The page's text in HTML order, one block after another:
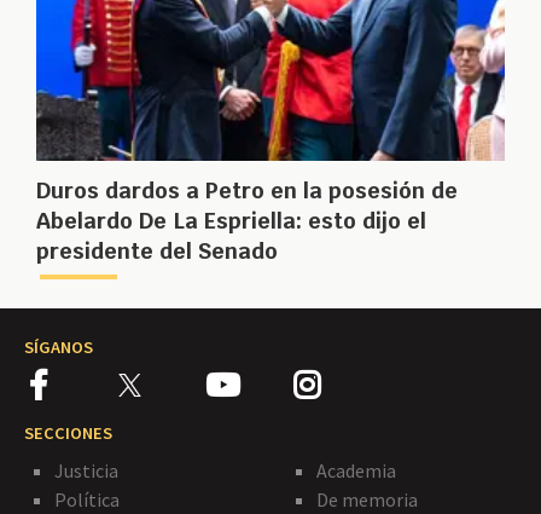
Duros dardos a Petro en la posesión de
Abelardo De La Espriella: esto dijo el
presidente del Senado
SÍGANOS
SECCIONES
Justicia
Política
Academia
De memoria